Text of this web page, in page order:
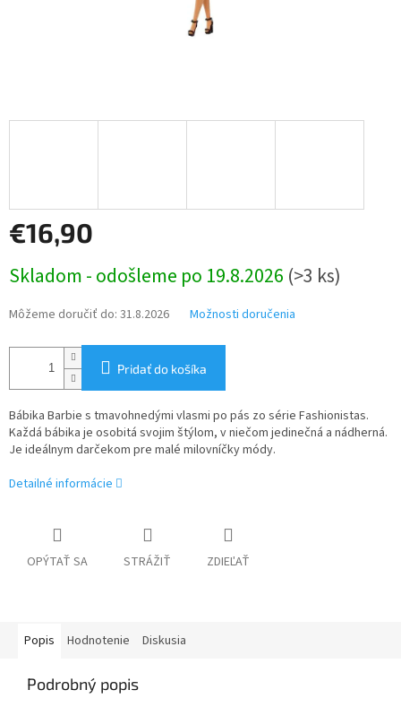
€16,90
cena:
Skladom - odošleme po 19.8.2026 (>3 ks)
Môžeme doručiť do: 31.8.2026 Možnosti doručenia
Pridať do košíka
Bábika Barbie s tmavohnedými vlasmi po pás zo série Fashionistas.
Každá bábika je osobitá svojim štýlom, v niečom jedinečná a nádherná.
Je ideálnym darčekom pre malé milovníčky módy.
Detailné informácie
OPÝTAŤ SA STRÁŽIŤ ZDIEĽAŤ
Popis Hodnotenie Diskusia
Podrobný popis